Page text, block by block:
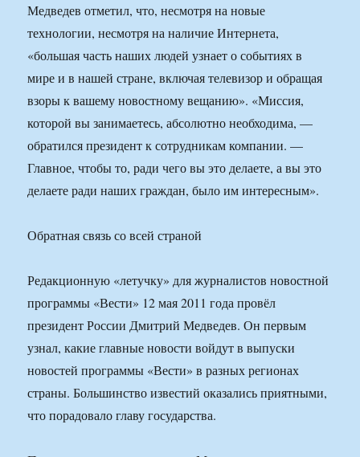
Медведев отметил, что, несмотря на новые
технологии, несмотря на наличие Интернета,
«большая часть наших людей узнает о событиях в
мире и в нашей стране, включая телевизор и обращая
взоры к вашему новостному вещанию». «Миссия,
которой вы занимаетесь, абсолютно необходима, —
обратился президент к сотрудникам компании. —
Главное, чтобы то, ради чего вы это делаете, а вы это
делаете ради наших граждан, было им интересным».
Обратная связь со всей страной
Редакционную «летучку» для журналистов новостной
программы «Вести» 12 мая 2011 года провёл
президент России Дмитрий Медведев. Он первым
узнал, какие главные новости войдут в выпуски
новостей программы «Вести» в разных регионах
страны. Большинство известий оказались приятными,
что порадовало главу государства.